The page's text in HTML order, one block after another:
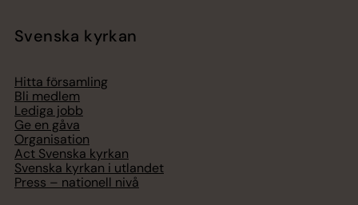
Svenska kyrkan
Hitta församling
Bli medlem
Lediga jobb
Ge en gåva
Organisation
Act Svenska kyrkan
Svenska kyrkan i utlandet
Press – nationell nivå